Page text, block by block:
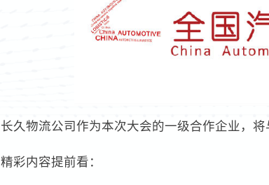
长久物流公司作为本次大会的一级合作企业，将
精彩内容提前看：